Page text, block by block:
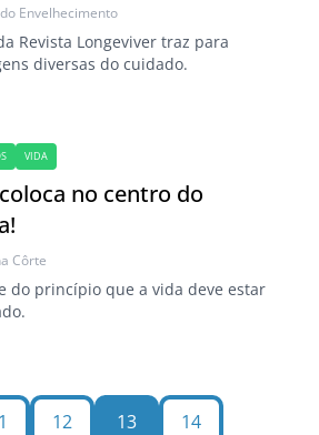
Envelhecimento
Revista Longeviver traz para
diversas do cuidado.
VIDA
no centro do
Côrte
do princípio que a vida deve estar
12 13 14